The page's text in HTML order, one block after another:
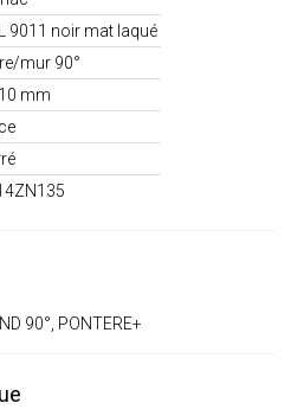
9011 noir mat laqué
mur 90°
mm
90°, PONTERE+